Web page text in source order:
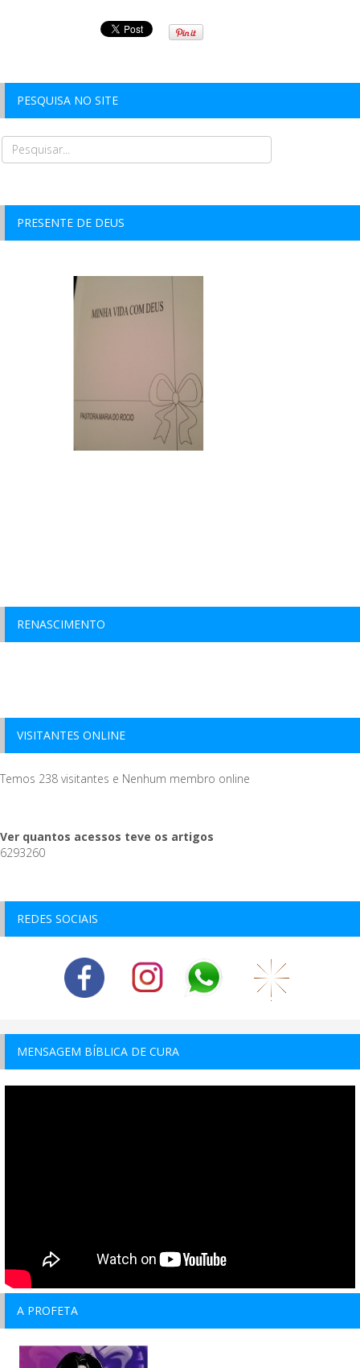
PESQUISA NO SITE
PRESENTE DE DEUS
RENASCIMENTO
VISITANTES ONLINE
Temos 238 visitantes e Nenhum membro online
Ver quantos acessos teve os artigos
6293260
REDES SOCIAIS
MENSAGEM BÍBLICA DE CURA
A PROFETA